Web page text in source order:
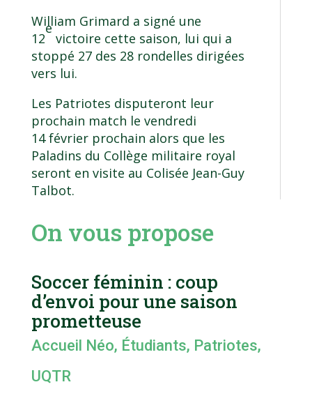
William Grimard a signé une
12
e
victoire cette saison, lui qui a
stoppé 27 des 28 rondelles dirigées
vers lui.
Les Patriotes disputeront leur
prochain match le vendredi
14 février prochain alors que les
Paladins du Collège militaire royal
seront en visite au Colisée Jean-Guy
Talbot.
On vous propose
Soccer féminin : coup
d’envoi pour une saison
prometteuse
Accueil Néo, Étudiants, Patriotes,
UQTR